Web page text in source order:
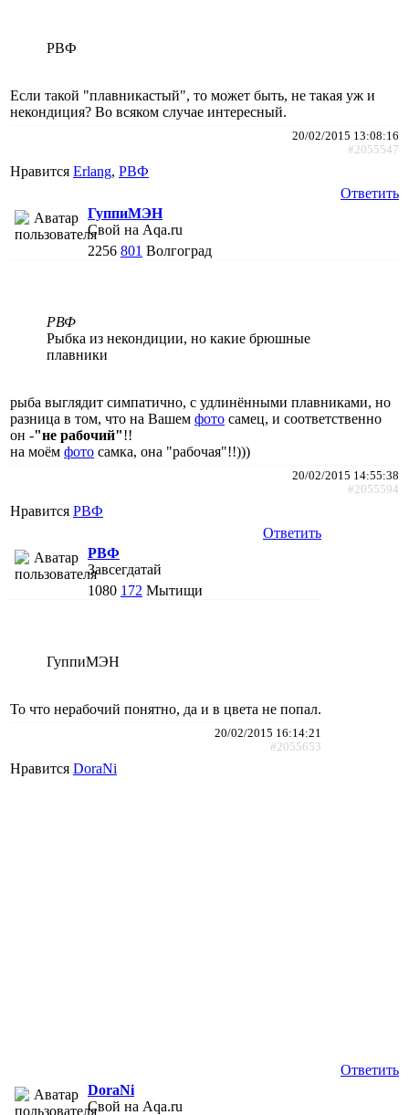
РВФ
Если такой "плавникастый", то может быть, не такая уж и
некондиция? Во всяком случае интересный.
20/02/2015 13:08:16
#2055547
Нравится Erlang, РВФ
Ответить
ГуппиМЭН
Свой на Aqa.ru
2256 801 Волгоград
РВФ
Рыбка из некондиции, но какие брюшные
плавники
рыба выглядит симпатично, с удлинёнными плавниками, но
разница в том, что на Вашем фото самец, и соответственно
он -"не рабочий"!!
на моём фото самка, она "рабочая"!!)))
20/02/2015 14:55:38
#2055594
Нравится РВФ
Ответить
РВФ
Завсегдатай
1080 172 Мытищи
ГуппиМЭН
То что нерабочий понятно, да и в цвета не попал.
20/02/2015 16:14:21
#2055653
Нравится DoraNi
Ответить
DoraNi
Свой на Aqa.ru